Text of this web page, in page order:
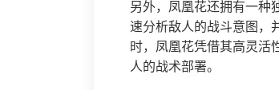
另外，凤凰花还拥有一种
速分析敌人的战斗意图，
时，凤凰花凭借其高灵活
人的战术部署。